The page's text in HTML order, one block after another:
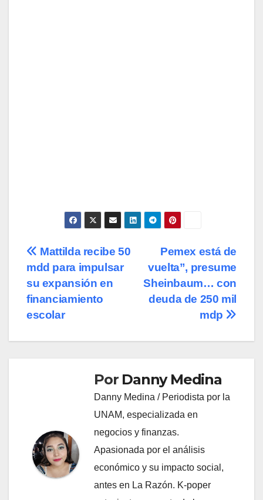
Navegación
de
entradas
Pemex está de
vuelta”, presume
Sheinbaum… con
deuda de 250 mil
mdp
Mattilda recibe 50
mdd para impulsar
su expansión en
financiamiento
escolar
Por Danny Medina
Danny Medina / Periodista por la
UNAM, especializada en
negocios y finanzas.
Apasionada por el análisis
económico y su impacto social,
antes en La Razón. K-poper